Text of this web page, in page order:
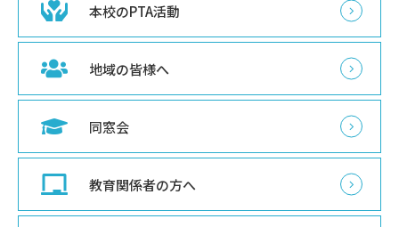
本校のPTA活動
地域の皆様へ
同窓会
教育関係者の方へ